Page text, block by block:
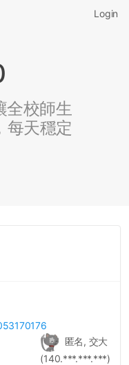
Login
全校師生
每天穩定
匿名, 交大
(140.***.***.***)